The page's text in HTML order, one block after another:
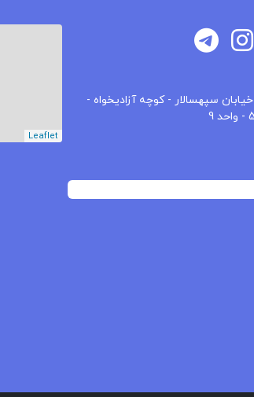
سپهسالار - کوچه آزادیخواه -
Leaflet